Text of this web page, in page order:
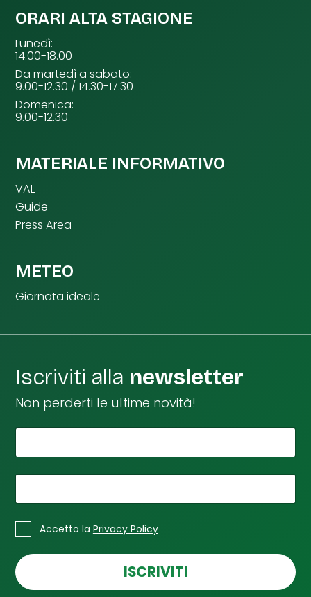
ORARI ALTA STAGIONE
Lunedì:
14.00-18.00
Da martedì a sabato:
9.00-12.30 / 14.30-17.30
Domenica:
9.00-12.30
MATERIALE INFORMATIVO
VAL
Guide
Press Area
METEO
Giornata ideale
Iscriviti alla newsletter
Non perderti le ultime novità!
t
u
C
l
C
a
e
l
* Accetto la Privacy Policy
ISCRIVITI